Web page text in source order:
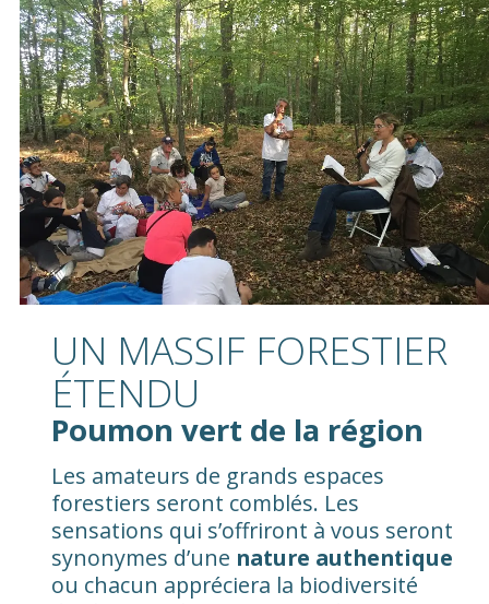
UN MASSIF FORESTIER
ÉTENDU
Poumon vert de la région
Les amateurs de grands espaces
forestiers seront comblés. Les
sensations qui s’offriront à vous seront
synonymes d’une nature authentique
ou chacun appréciera la biodiversité